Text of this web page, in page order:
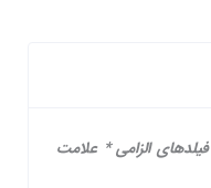
فیلدهای الزامی* علامت